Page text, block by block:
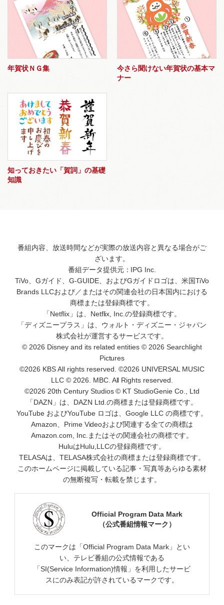
年賀状ＮＧ集
今さら聞けない年賀状の基本マ
ナー
知っておきたい「賀詞」の基礎
知識
番組内容、放送時間などが実際の放送内容と異なる場合がご
ざいます。
番組データ提供元：IPG Inc.
TiVo、Gガイド、G-GUIDE、およびGガイドロゴは、米国TiVo
Brands LLCおよび／またはその関連会社の日本国内における
商標または登録商標です。
「Netflix」は、Netflix, Inc.の登録商標です。
「ディズニープラス」は、ウォルト・ディズニー・ジャパン
株式会社が運営するサービスです。
© 2026 Disney and its related entities © 2026 Searchlight
Pictures
©2026 KBS All rights reserved. ©2026 UNIVERSAL MUSIC
LLC © 2026. MBC. All Rights reserved.
©2026 20th Century Studios © KT StudioGenie Co., Ltd
「DAZN」は、DAZN Ltd.の商標または登録商標です。
YouTube およびYouTube ロゴは、Google LLC の商標です。
Amazon、Prime Videoおよび関連する全ての商標は
Amazon.com, Inc.またはその関連会社の商標です。
HuluはHulu,LLCの登録商標です。
TELASAは、TELASA株式会社の商標または登録商標です。
このホームページに掲載している記事・写真等あらゆる素材
の無断複写・転載を禁じます。
Official Program Data Mark
（公式番組情報マーク）
このマークは「Official Program Data Mark」とい
い、テレビ番組の公式情報である
「SI(Service Information)情報」を利用したサービ
スにのみ表記が許されているマークです。